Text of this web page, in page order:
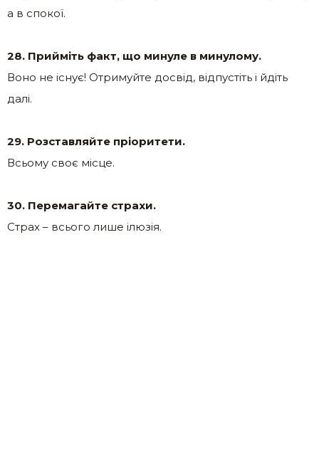
а в спокої.
28. Прийміть факт, що минуле в минулому.
Воно не існує! Отримуйте досвід, відпустіть і йдіть
далі.
29. Розставляйте пріоритети.
Всьому своє місце.
30. Перемагайте страхи.
Страх – всього лише ілюзія.